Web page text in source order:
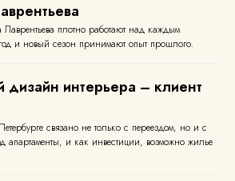
плотно работают над каждым
и новый сезон принимают опыт прошлого.
интерьера – клиент
связано не только с переездом, но и с
апартаменты, и как инвестиции, возможно жилье